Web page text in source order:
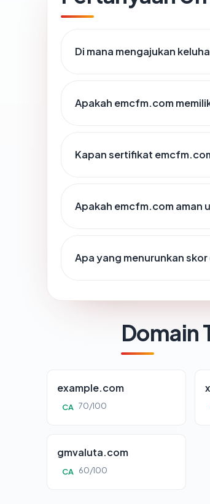
Di mana mengajukan
Apakah emcfm.com
Kapan sertifikat
Apakah emcfm.com aman
Apa yang menurunkan
Domain
example.com
CA 70/100
gmvaluta.com
CA 60/100